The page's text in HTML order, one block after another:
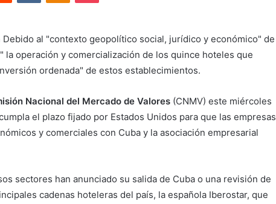
Debido al "contexto geopolítico social, jurídico y económico" de
la operación y comercialización de los quince hoteles que
ordenada" de estos establecimientos.
Nacional del Mercado de Valores (CNMV) este miércoles
el plazo fijado por Estados Unidos para que las empresas
y comerciales con Cuba y la asociación empresarial
sectores han anunciado su salida de Cuba o una revisión de
cadenas hoteleras del país, la española Iberostar, que